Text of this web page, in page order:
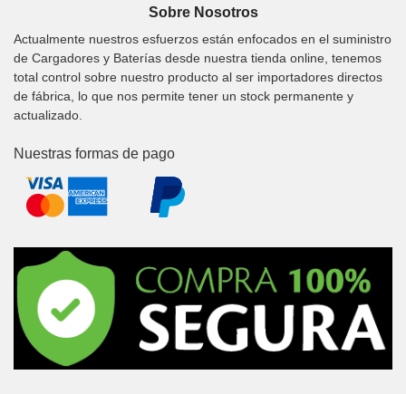
Sobre Nosotros
Actualmente nuestros esfuerzos están enfocados en el suministro
de Cargadores y Baterías desde nuestra tienda online, tenemos
total control sobre nuestro producto al ser importadores directos
de fábrica, lo que nos permite tener un stock permanente y
actualizado.
Nuestras formas de pago